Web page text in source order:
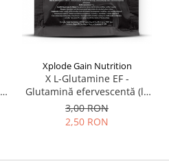
Xplode Gain Nutrition
X L-Glutamine EF -
Glutamină efervescentă (la
plic)
3,00 RON
2,50 RON